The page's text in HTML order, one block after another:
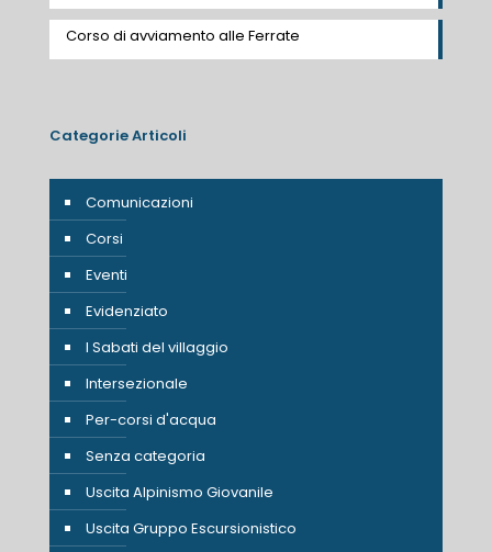
Corso di avviamento alle Ferrate
Categorie Articoli
Comunicazioni
Corsi
Eventi
Evidenziato
I Sabati del villaggio
Intersezionale
Per-corsi d'acqua
Senza categoria
Uscita Alpinismo Giovanile
Uscita Gruppo Escursionistico